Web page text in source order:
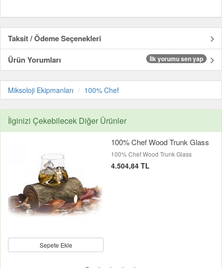
Taksit / Ödeme Seçenekleri
Ürün Yorumları
İlk yorumu sen yap
Miksoloji Ekipmanları 100% Chef
İlginizi Çekebilecek Diğer Ürünler
Sepete Ekle
100% Chef Wood Trunk Glass
100% Chef Wood Trunk Glass
4.504,84 TL